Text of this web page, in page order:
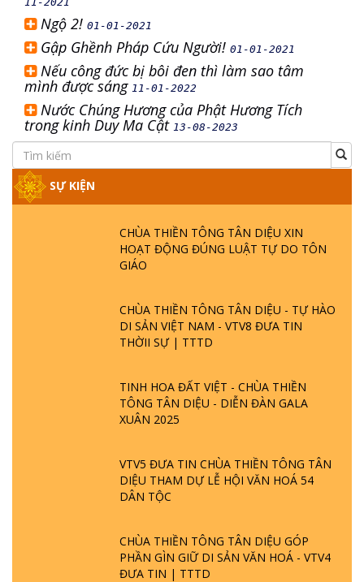
Ngộ 2! 01-01-2021
Gập Ghềnh Pháp Cứu Người! 01-01-2021
Nếu công đức bị bôi đen thì làm sao tâm
mình được sáng 11-01-2022
Nước Chúng Hương của Phật Hương Tích
trong kinh Duy Ma Cật 13-08-2023
SỰ KIỆN
CHÙA THIỀN TÔNG TÂN DIỆU XIN
HOẠT ĐỘNG ĐÚNG LUẬT TỰ DO TÔN
GIÁO
CHÙA THIỀN TÔNG TÂN DIỆU - TỰ HÀO
DI SẢN VIỆT NAM - VTV8 ĐƯA TIN
THỜII SỰ | TTTD
TINH HOA ĐẤT VIỆT - CHÙA THIỀN
TÔNG TÂN DIỆU - DIỄN ĐÀN GALA
XUÂN 2025
VTV5 ĐƯA TIN CHÙA THIỀN TÔNG TÂN
DIỆU THAM DỰ LỄ HỘI VĂN HOÁ 54
DÂN TỘC
CHÙA THIỀN TÔNG TÂN DIỆU GÓP
PHẦN GÌN GIỮ DI SẢN VĂN HOÁ - VTV4
ĐƯA TIN | TTTD